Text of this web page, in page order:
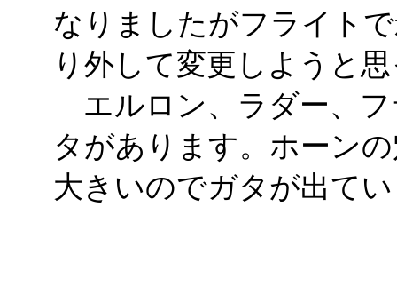
なりましたがフライト
り外して変更しようと
エルロン、ラダー、
タがあります。ホーン
大きいのでガタが出て